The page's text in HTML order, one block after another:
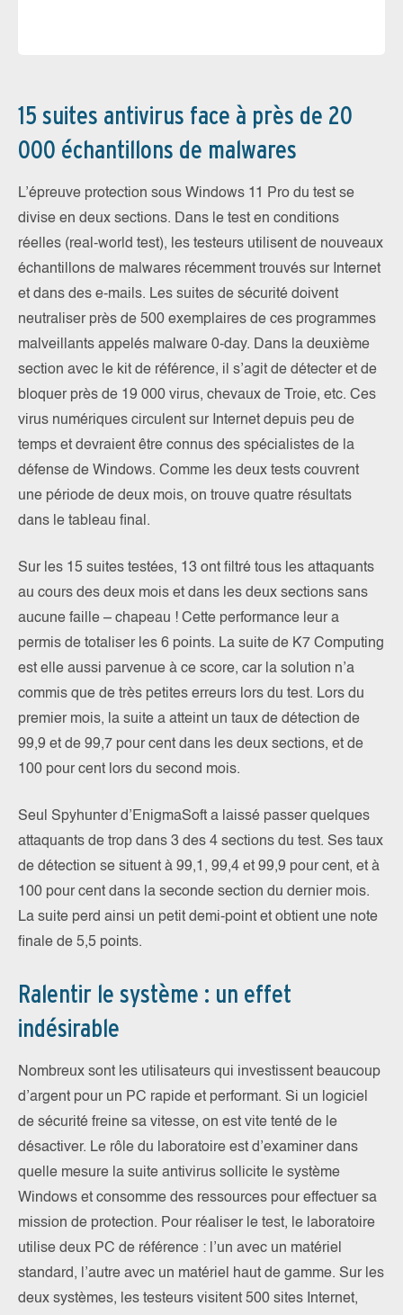
15 suites antivirus face à près de 20
000 échantillons de malwares
L’épreuve protection sous Windows 11 Pro du test se
divise en deux sections. Dans le test en conditions
réelles (real-world test), les testeurs utilisent de nouveaux
échantillons de malwares récemment trouvés sur Internet
et dans des e-mails. Les suites de sécurité doivent
neutraliser près de 500 exemplaires de ces programmes
malveillants appelés malware 0-day. Dans la deuxième
section avec le kit de référence, il s’agit de détecter et de
bloquer près de 19 000 virus, chevaux de Troie, etc. Ces
virus numériques circulent sur Internet depuis peu de
temps et devraient être connus des spécialistes de la
défense de Windows. Comme les deux tests couvrent
une période de deux mois, on trouve quatre résultats
dans le tableau final.
Sur les 15 suites testées, 13 ont filtré tous les attaquants
au cours des deux mois et dans les deux sections sans
aucune faille – chapeau ! Cette performance leur a
permis de totaliser les 6 points. La suite de K7 Computing
est elle aussi parvenue à ce score, car la solution n’a
commis que de très petites erreurs lors du test. Lors du
premier mois, la suite a atteint un taux de détection de
99,9 et de 99,7 pour cent dans les deux sections, et de
100 pour cent lors du second mois.
Seul Spyhunter d’EnigmaSoft a laissé passer quelques
attaquants de trop dans 3 des 4 sections du test. Ses taux
de détection se situent à 99,1, 99,4 et 99,9 pour cent, et à
100 pour cent dans la seconde section du dernier mois.
La suite perd ainsi un petit demi-point et obtient une note
finale de 5,5 points.
Ralentir le système : un effet
indésirable
Nombreux sont les utilisateurs qui investissent beaucoup
d’argent pour un PC rapide et performant. Si un logiciel
de sécurité freine sa vitesse, on est vite tenté de le
désactiver. Le rôle du laboratoire est d’examiner dans
quelle mesure la suite antivirus sollicite le système
Windows et consomme des ressources pour effectuer sa
mission de protection. Pour réaliser le test, le laboratoire
utilise deux PC de référence : l’un avec un matériel
standard, l’autre avec un matériel haut de gamme. Sur les
deux systèmes, les testeurs visitent 500 sites Internet,